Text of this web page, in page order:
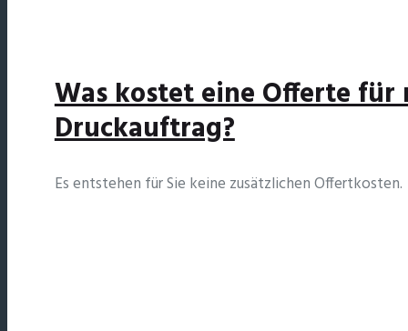
Was kostet eine Offerte für
Druckauftrag?
Es entstehen für Sie keine zusätzlichen Offertkosten.